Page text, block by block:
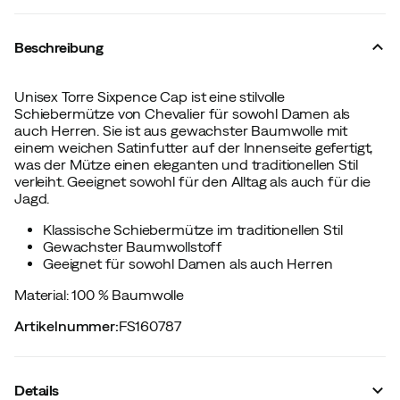
Beschreibung
Unisex Torre Sixpence Cap ist eine stilvolle
Schiebermütze von Chevalier für sowohl Damen als
auch Herren. Sie ist aus gewachster Baumwolle mit
einem weichen Satinfutter auf der Innenseite gefertigt,
was der Mütze einen eleganten und traditionellen Stil
verleiht. Geeignet sowohl für den Alltag als auch für die
Jagd.
Klassische Schiebermütze im traditionellen Stil
Gewachster Baumwollstoff
Geeignet für sowohl Damen als auch Herren
Material: 100 % Baumwolle
Artikelnummer:FS160787
Details